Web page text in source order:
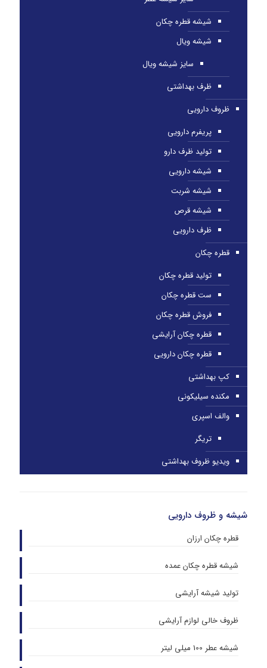
شیشه قطره چکان
شیشه ویال
سایز شیشه ویال
ظرف بهداشتی
ظروف دارویی
پریفرم دارویی
تولید ظرف دارو
شیشه دارویی
شیشه شربت
شیشه قرص
ظرف دارویی
قطره چکان
تولید قطره چکان
ست قطره چکان
فروش قطره چکان
قطره چکان آرایشی
قطره چکان دارویی
کپ بهداشتی
مکنده سیلیکونی
والف اسپری
تریگر
ویدیو ظروف بهداشتی
شیشه و ظروف دارویی
قطره چکان ارزان
شیشه قطره چکان عمده
تولید شیشه آرایشی
ظروف خالی لوازم آرایشی
شیشه عطر 100 میلی لیتر